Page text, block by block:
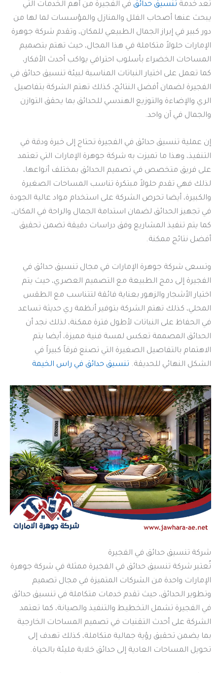
تُعد خدمة تنسيق حدائق في الفجيرة من أهم الخدمات التي
يبحث عنها أصحاب الفلل والمنازل والمؤسسات لما لها من
دور كبير في إبراز الجمال الطبيعي للمكان، وتقدم شركة جوهرة
الإمارات حلولاً متكاملة في هذا المجال، حيث تهتم بتصميم
المساحات الخضراء بأسلوب احترافي يواكب أحدث الأفكار،
كما تعمل على اختيار النباتات المناسبة لبيئة تنسيق حدائق في
الفجيرة لضمان أفضل النتائج، كذلك تهتم الشركة بتفاصيل
الري والإضاءة والتوزيع الهندسي للحدائق بما يحقق التوازن
والجمال في آن واحد.
إن عملية تنسيق حدائق في الفجيرة تحتاج إلى خبرة ودقة في
التنفيذ، وهذا ما تميزت به شركة جوهرة الإمارات التي تعتمد
على فريق متخصص في تصميم الحدائق بمختلف أنواعها،
لذلك فهي تقدم حلولاً مبتكرة تناسب المساحات الصغيرة
والكبيرة، أيضا تحرص الشركة على استخدام مواد عالية الجودة
في تجهيز الحدائق لضمان استدامة الجمال والراحة في المكان،
كما يتم تنفيذ المشاريع وفق دراسات دقيقة تضمن تحقيق
أفضل نتائج ممكنة.
وتسعى شركة جوهرة الإمارات في مجال تنسيق حدائق في
الفجيرة إلى دمج الطبيعة مع التصميم العصري، حيث يتم
اختيار الأشجار والزهور بعناية فائقة لتتناسب مع الطقس
المحلي، كذلك تهتم الشركة بتوفير أنظمة ري حديثة تساعد
في الحفاظ على النباتات لأطول فترة ممكنة، لذلك نجد أن
الحدائق المصممة تعكس لمسة فنية مميزة، أيضا يتم
الاهتمام بالتفاصيل الصغيرة التي تصنع فرقاً كبيراً في
الشكل النهائي للحديقة. تنسيق حدائق في راس الخيمة
شركة تنسيق حدائق في الفجيرة
تُعتبر شركة تنسيق حدائق في الفجيرة ممثلة في شركة جوهرة
الإمارات واحدة من الشركات المتميزة في مجال تصميم
وتطوير الحدائق، حيث تقدم خدمات متكاملة في تنسيق حدائق
في الفجيرة تشمل التخطيط والتنفيذ والصيانة، كما تعتمد
الشركة على أحدث التقنيات في تصميم المساحات الخارجية
بما يضمن تحقيق رؤية جمالية متكاملة، كذلك تهدف إلى
تحويل المساحات العادية إلى حدائق خلابة مليئة بالحياة.